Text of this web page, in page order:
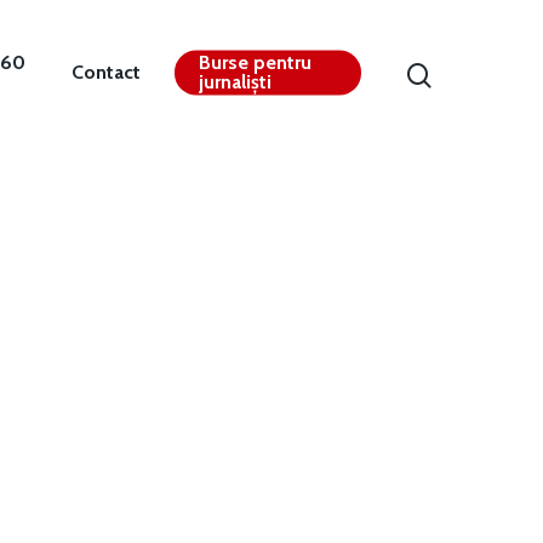
Contact
Burse pentru
jurnaliști